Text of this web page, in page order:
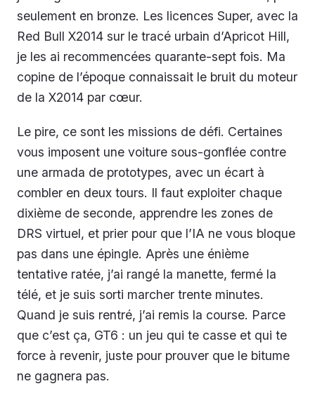
seulement en bronze. Les licences Super, avec la
Red Bull X2014 sur le tracé urbain d’Apricot Hill,
je les ai recommencées quarante-sept fois. Ma
copine de l’époque connaissait le bruit du moteur
de la X2014 par cœur.
Le pire, ce sont les missions de défi. Certaines
vous imposent une voiture sous-gonflée contre
une armada de prototypes, avec un écart à
combler en deux tours. Il faut exploiter chaque
dixième de seconde, apprendre les zones de
DRS virtuel, et prier pour que l’IA ne vous bloque
pas dans une épingle. Après une énième
tentative ratée, j’ai rangé la manette, fermé la
télé, et je suis sorti marcher trente minutes.
Quand je suis rentré, j’ai remis la course. Parce
que c’est ça, GT6 : un jeu qui te casse et qui te
force à revenir, juste pour prouver que le bitume
ne gagnera pas.